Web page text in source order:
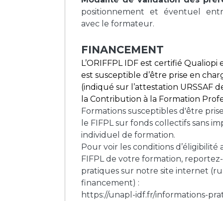
positionnement et éventuel
avec le formateur.
FINANCEMENT
L’ORIFFPL IDF est certifié
est susceptible d’être prise en
(indiqué sur l’attestation URSSAF
la Contribution à la Formation
Formations susceptibles d'être
le FIFPL sur fonds collectifs sans
individuel de formation.
Pour voir les conditions
FIFPL de votre formation,
pratiques sur notre site internet
financement) :
https://unapl-idf.fr/informations-